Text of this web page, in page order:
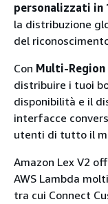
personalizzati in
la distribuzione
del
Con Multi-Region
distribuire i tuoi
disponibilità e il
interfacce
utenti di tutto il
Amazon Lex V2
AWS Lambda
tra cui Connect